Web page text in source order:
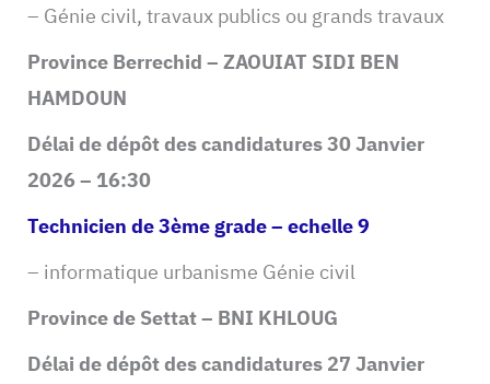
– Génie civil, travaux publics ou grands travaux
Province Berrechid – ZAOUIAT SIDI BEN
HAMDOUN
Délai de dépôt des candidatures 30 Janvier
2026 – 16:30
Technicien de 3ème grade – echelle 9
– informatique urbanisme Génie civil
Province de Settat – BNI KHLOUG
Délai de dépôt des candidatures 27 Janvier